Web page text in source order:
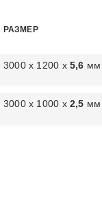
РАЗМЕР
3000 х 1200 х 5,6 мм
3000 х 1000 х 2,5 мм